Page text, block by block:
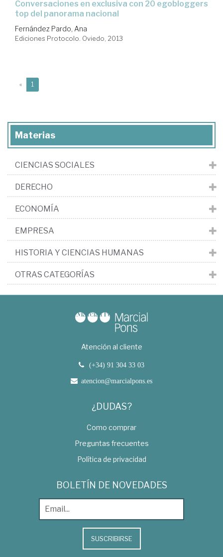
conversaciones en exclusiva con 20 egobloggers
top del panorama nacional
Fernández Pardo, Ana
Ediciones Protocolo. Oviedo, 2013
« 1
Materias
CIENCIAS SOCIALES
DERECHO
ECONOMÍA
EMPRESA
HISTORIA Y CIENCIAS HUMANAS
OTRAS CATEGORÍAS
Atención al cliente
(+34) 91 304 33 03
atencion@marcialpons.es
¿DUDAS?
Como comprar
Preguntas frecuentes
Política de privacidad
BOLETÍN DE NOVEDADES
SUSCRIBIRSE